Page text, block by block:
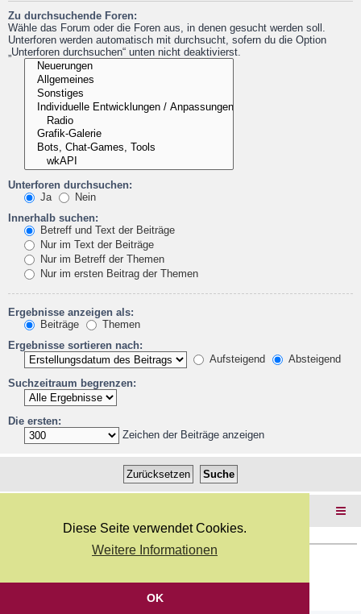
Diese Seite verwendet Cookies.
Weitere Informationen
OK
Zu durchsuchende Foren:
Wähle das Forum oder die Foren aus, in denen gesucht werden soll.
Unterforen werden automatisch mit durchsucht, sofern du die Option
„Unterforen durchsuchen“ unten nicht deaktivierst.
Unterforen durchsuchen:
Ja
Nein
Innerhalb suchen:
Betreff und Text der Beiträge
Nur im Text der Beiträge
Nur im Betreff der Themen
Nur im ersten Beitrag der Themen
Ergebnisse anzeigen als:
Beiträge
Themen
Ergebnisse sortieren nach:
Aufsteigend
Absteigend
Suchzeitraum begrenzen:
Die ersten:
Zeichen der Beiträge anzeigen
Deutsche Übersetzung durchphpBB.de